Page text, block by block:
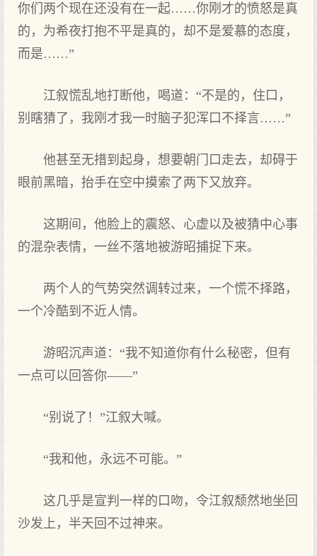
你们两个现在还没有在一起……你刚才的愤怒是真
的，为希夜打抱不平是真的，却不是爱慕的态度，
而是……”
江叙慌乱地打断他，喝道：“不是的，住口，
别瞎猜了，我刚才我一时脑子犯浑口不择言……”
他甚至无措到起身，想要朝门口走去，却碍于
眼前黑暗，抬手在空中摸索了两下又放弃。
这期间，他脸上的震怒、心虚以及被猜中心事
的混杂表情，一丝不落地被游昭捕捉下来。
两个人的气势突然调转过来，一个慌不择路，
一个冷酷到不近人情。
游昭沉声道：“我不知道你有什么秘密，但有
一点可以回答你——”
“别说了！”江叙大喊。
“我和他，永远不可能。”
这几乎是宣判一样的口吻，令江叙颓然地坐回
沙发上，半天回不过神来。